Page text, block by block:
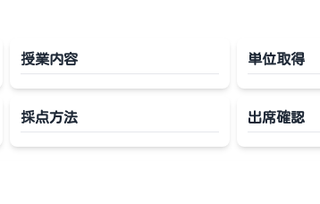
授業内容 単位取得
採点方法 出席確認